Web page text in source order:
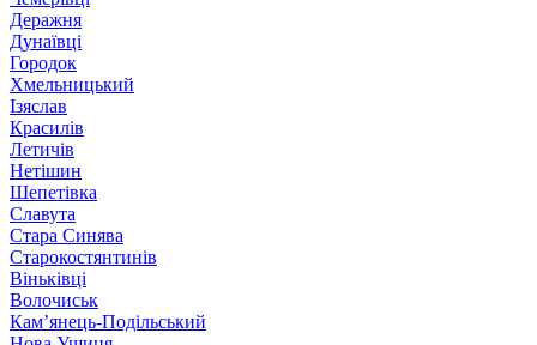
Деражня
Дунаївці
Городок
Хмельницький
Ізяслав
Красилів
Летичів
Нетішин
Шепетівка
Славута
Стара Синява
Старокостянтинів
Віньківці
Волочиськ
Кам’янець-Подільський